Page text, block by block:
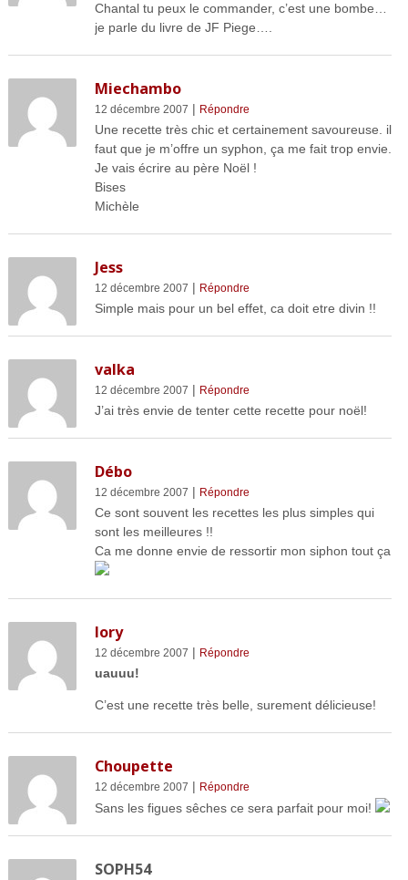
Chantal tu peux le commander, c’est une bombe…
je parle du livre de JF Piege….
Miechambo
12 décembre 2007 | Répondre
Une recette très chic et certainement savoureuse. il
faut que je m’offre un syphon, ça me fait trop envie.
Je vais écrire au père Noël !
Bises
Michèle
Jess
12 décembre 2007 | Répondre
Simple mais pour un bel effet, ca doit etre divin !!
valka
12 décembre 2007 | Répondre
J’ai très envie de tenter cette recette pour noël!
Débo
12 décembre 2007 | Répondre
Ce sont souvent les recettes les plus simples qui
sont les meilleures !!
Ca me donne envie de ressortir mon siphon tout ça
lory
12 décembre 2007 | Répondre
uauuu!
C’est une recette très belle, surement délicieuse!
Choupette
12 décembre 2007 | Répondre
Sans les figues sêches ce sera parfait pour moi!
SOPH54